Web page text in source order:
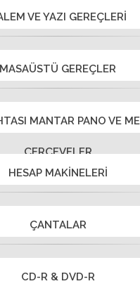
VE YAZI GEREÇLERİ
MASAÜSTÜ GEREÇLER
MANTAR PANO VE
ÇERÇEVELER
HESAP MAKİNELERİ
ÇANTALAR
CD-R & DVD-R